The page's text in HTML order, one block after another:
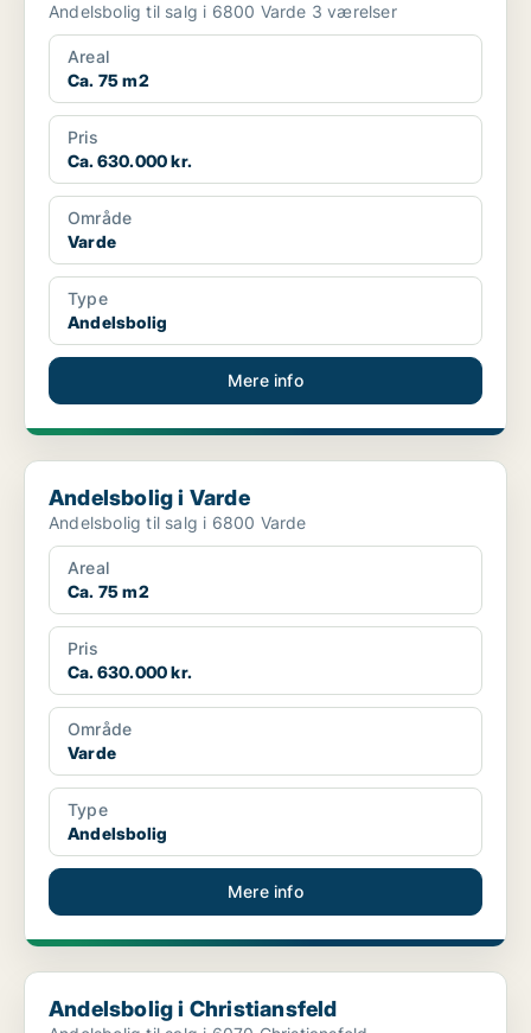
Andelsbolig til salg i 6800 Varde 3 værelser
Areal
Ca. 75 m2
Pris
Ca. 630.000 kr.
Område
Varde
Type
Andelsbolig
Mere info
Andelsbolig i Varde
Andelsbolig i Varde
Andelsbolig til salg i 6800 Varde
Areal
Ca. 75 m2
Pris
Ca. 630.000 kr.
Område
Varde
Type
Andelsbolig
Mere info
Andelsbolig i Christiansfeld
Andelsbolig i Christiansfeld